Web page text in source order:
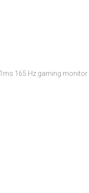
165 Hz gaming monitor